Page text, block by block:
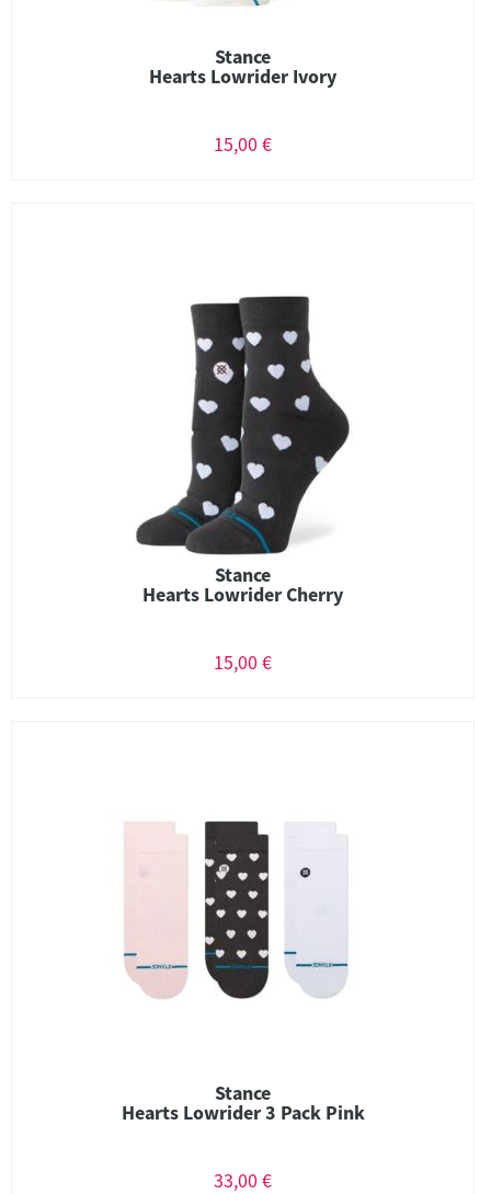
Stance
Hearts Lowrider Ivory
15,00 €
Stance
Hearts Lowrider Cherry
15,00 €
Stance
Hearts Lowrider 3 Pack Pink
33,00 €